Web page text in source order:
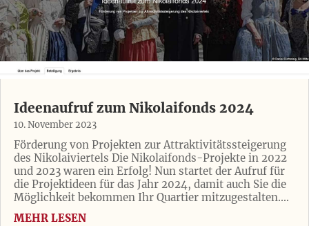
Ideenaufruf zum Nikolaifonds 2024
10. November 2023
Förderung von Projekten zur Attraktivitätssteigerung
des Nikolaiviertels Die Nikolaifonds-Projekte in 2022
und 2023 waren ein Erfolg! Nun startet der Aufruf für
die Projektideen für das Jahr 2024, damit auch Sie die
Möglichkeit bekommen Ihr Quartier mitzugestalten....
MEHR LESEN